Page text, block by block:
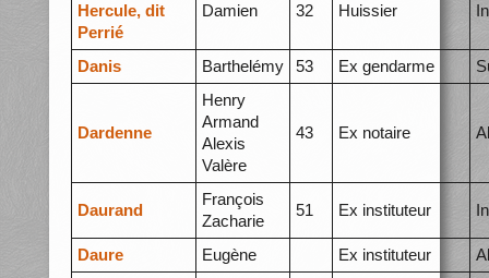
Hercule, dit
Perrié
Damien 32 Huissier
Danis Barthelémy 53 Ex gendarme
Dardenne
Henry
Armand
Alexis
Valère
43 Ex notaire
Daurand
François
Zacharie
51 Ex instituteur
Daure Eugène Ex instituteur